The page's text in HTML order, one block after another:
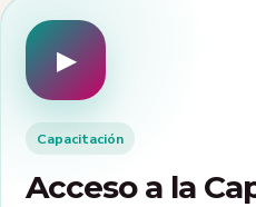
▶
Capacitación
Acceso a la